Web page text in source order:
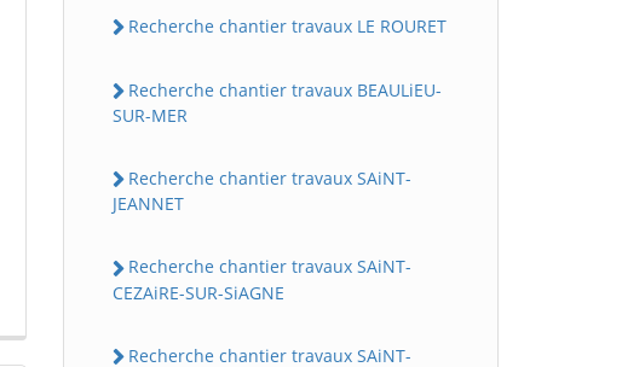
Recherche chantier travaux LE ROURET
Recherche chantier travaux BEAULiEU-
SUR-MER
Recherche chantier travaux SAiNT-
JEANNET
Recherche chantier travaux SAiNT-
CEZAiRE-SUR-SiAGNE
Recherche chantier travaux SAiNT-